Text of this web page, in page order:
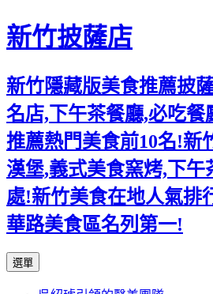
新竹披薩店
新竹隱藏版美食推薦披
名店,下午茶餐廳,必吃餐
推薦熱門美食前10名!新
漢堡,義式美食窯烤,下午
處!新竹美食在地人氣排
華路美食區名列第一!
選單